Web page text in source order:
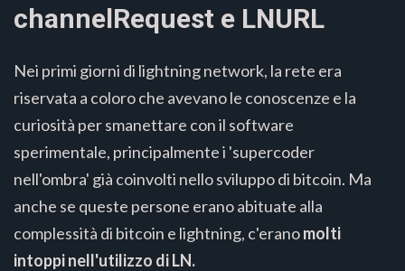
channelRequest e LNURL
Nei primi giorni di lightning network, la rete era
riservata a coloro che avevano le conoscenze e la
curiosità per smanettare con il software
sperimentale, principalmente i 'supercoder
nell'ombra' già coinvolti nello sviluppo di bitcoin. Ma
anche se queste persone erano abituate alla
complessità di bitcoin e lightning, c'eranomolti
intoppi nell'utilizzo di LN.